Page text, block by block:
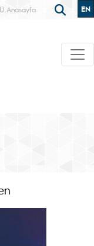
Anasayfa EN